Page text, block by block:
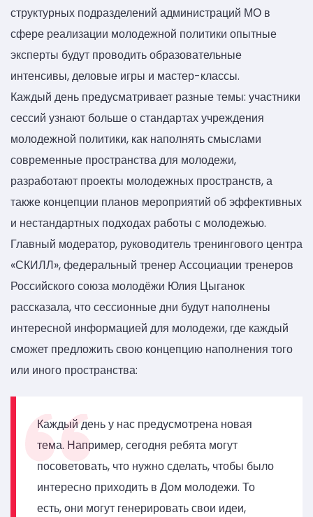
структурных подразделений администраций МО в
сфере реализации молодежной политики опытные
эксперты будут проводить образовательные
интенсивы, деловые игры и мастер-классы.
Каждый день предусматривает разные темы: участники
сессий узнают больше о стандартах учреждения
молодежной политики, как наполнять смыслами
современные пространства для молодежи,
разработают проекты молодежных пространств, а
также концепции планов мероприятий об эффективных
и нестандартных подходах работы с молодежью.
Главный модератор, руководитель тренингового центра
«СКИЛЛ», федеральный тренер Ассоциации тренеров
Российского союза молодёжи Юлия Цыганок
рассказала, что сессионные дни будут наполнены
интересной информацией для молодежи, где каждый
сможет предложить свою концепцию наполнения того
или иного пространства:
Каждый день у нас предусмотрена новая
тема. Например, сегодня ребята могут
посоветовать, что нужно сделать, чтобы было
интересно приходить в Дом молодежи. То
есть, они могут генерировать свои идеи,